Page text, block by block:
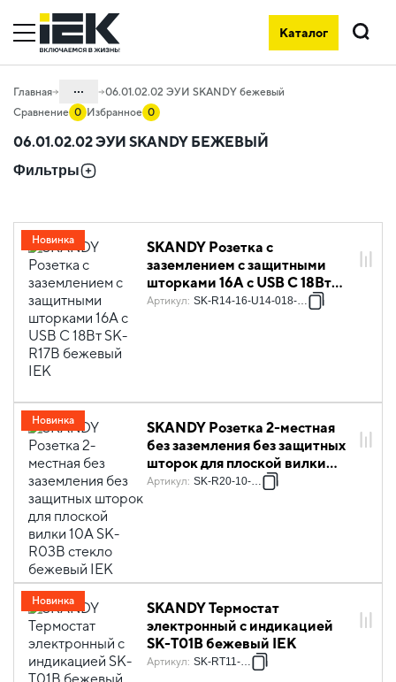
Каталог
Поиск
Главная ...
Каталог
06. Изделия электроустановочные,
удлинители и силовые разъемы
изделия скрытого монтажа SKANDY
06.01.02.02 ЭУИ SKANDY бежевый
Сравнение 0 Избранное 0
06.01.02.02 ЭУИ SKANDY БЕЖЕВЫЙ
Фильтры
SKANDY Розетка с
заземлением с защитными
шторками 16А с USB C 18Вт
SK-R17B бежевый IEK
Артикул: SK-R14-16-U14-018-K10
Новинка
SKANDY Розетка 2-местная
без заземления без защитных
шторок для плоской вилки
10А SK-R03B стекло бежевый
Артикул: SK-R20-10-K10
Новинка
SKANDY Термостат
электронный с индикацией
SK-T01B бежевый IEK
Артикул: SK-RT11-K10
Новинка